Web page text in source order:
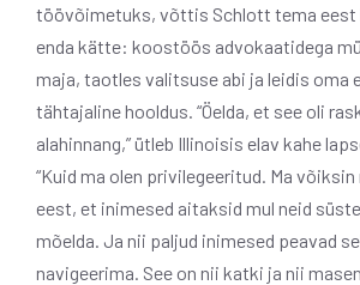
töövõimetuks, võttis Schlott tema
enda kätte: koostöös advokaatidega
maja, taotles valitsuse abi ja leidis oma
tähtajaline hooldus. “Öelda, et see oli
alahinnang,” ütleb Illinoisis elav kahe
“Kuid ma olen privilegeeritud. Ma
eest, et inimesed aitaksid mul neid
mõelda. Ja nii paljud inimesed peavad
navigeerima. See on nii katki ja nii